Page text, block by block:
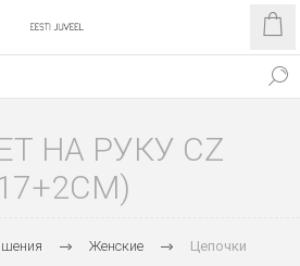
НА РУКУ CZ
Женские Цепочки